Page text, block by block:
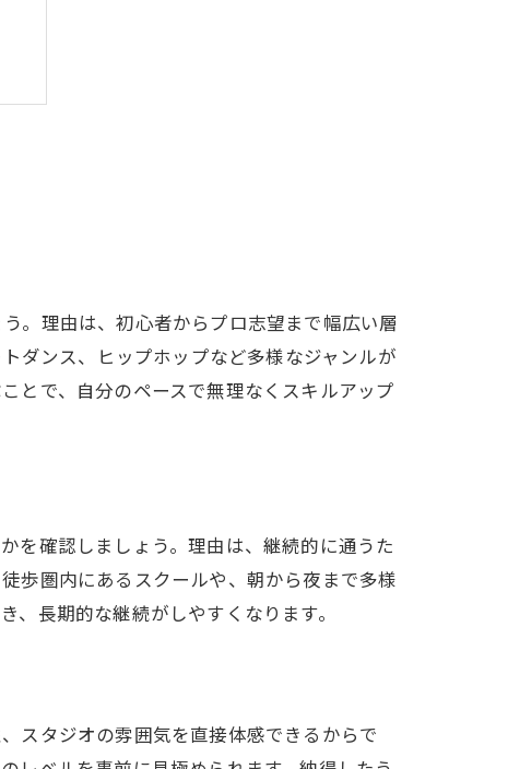
。理由は、初心者からプロ志望まで幅広い層
ダンス、ヒップホップなど多様なジャンルが
とで、自分のペースで無理なくスキルアップ
を確認しましょう。理由は、継続的に通うた
歩圏内にあるスクールや、朝から夜まで多様
長期的な継続がしやすくなります。
スタジオの雰囲気を直接体感できるからで